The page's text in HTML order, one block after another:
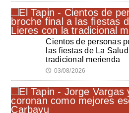
Cientos de personas
las fiestas de La
tradicional merienda
🕔 03/08/2026